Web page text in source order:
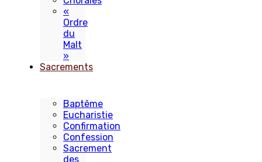
«
Ordre
du
Malt
»
Sacrements
Baptême
Eucharistie
Confirmation
Confession
Sacrement
des